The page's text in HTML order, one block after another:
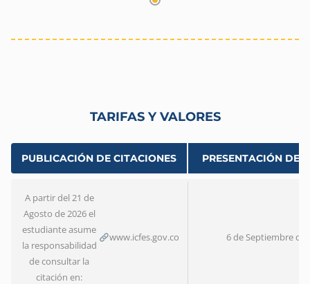
TARIFAS Y VALORES
PUBLICACIÓN DE CITACIONES PRESENTACIÓN DEL
A partir del 21 de
Agosto de 2026 el
estudiante asume
la responsabilidad
de consultar la
citación en:
www.icfes.gov.co 6 de Septiembre de